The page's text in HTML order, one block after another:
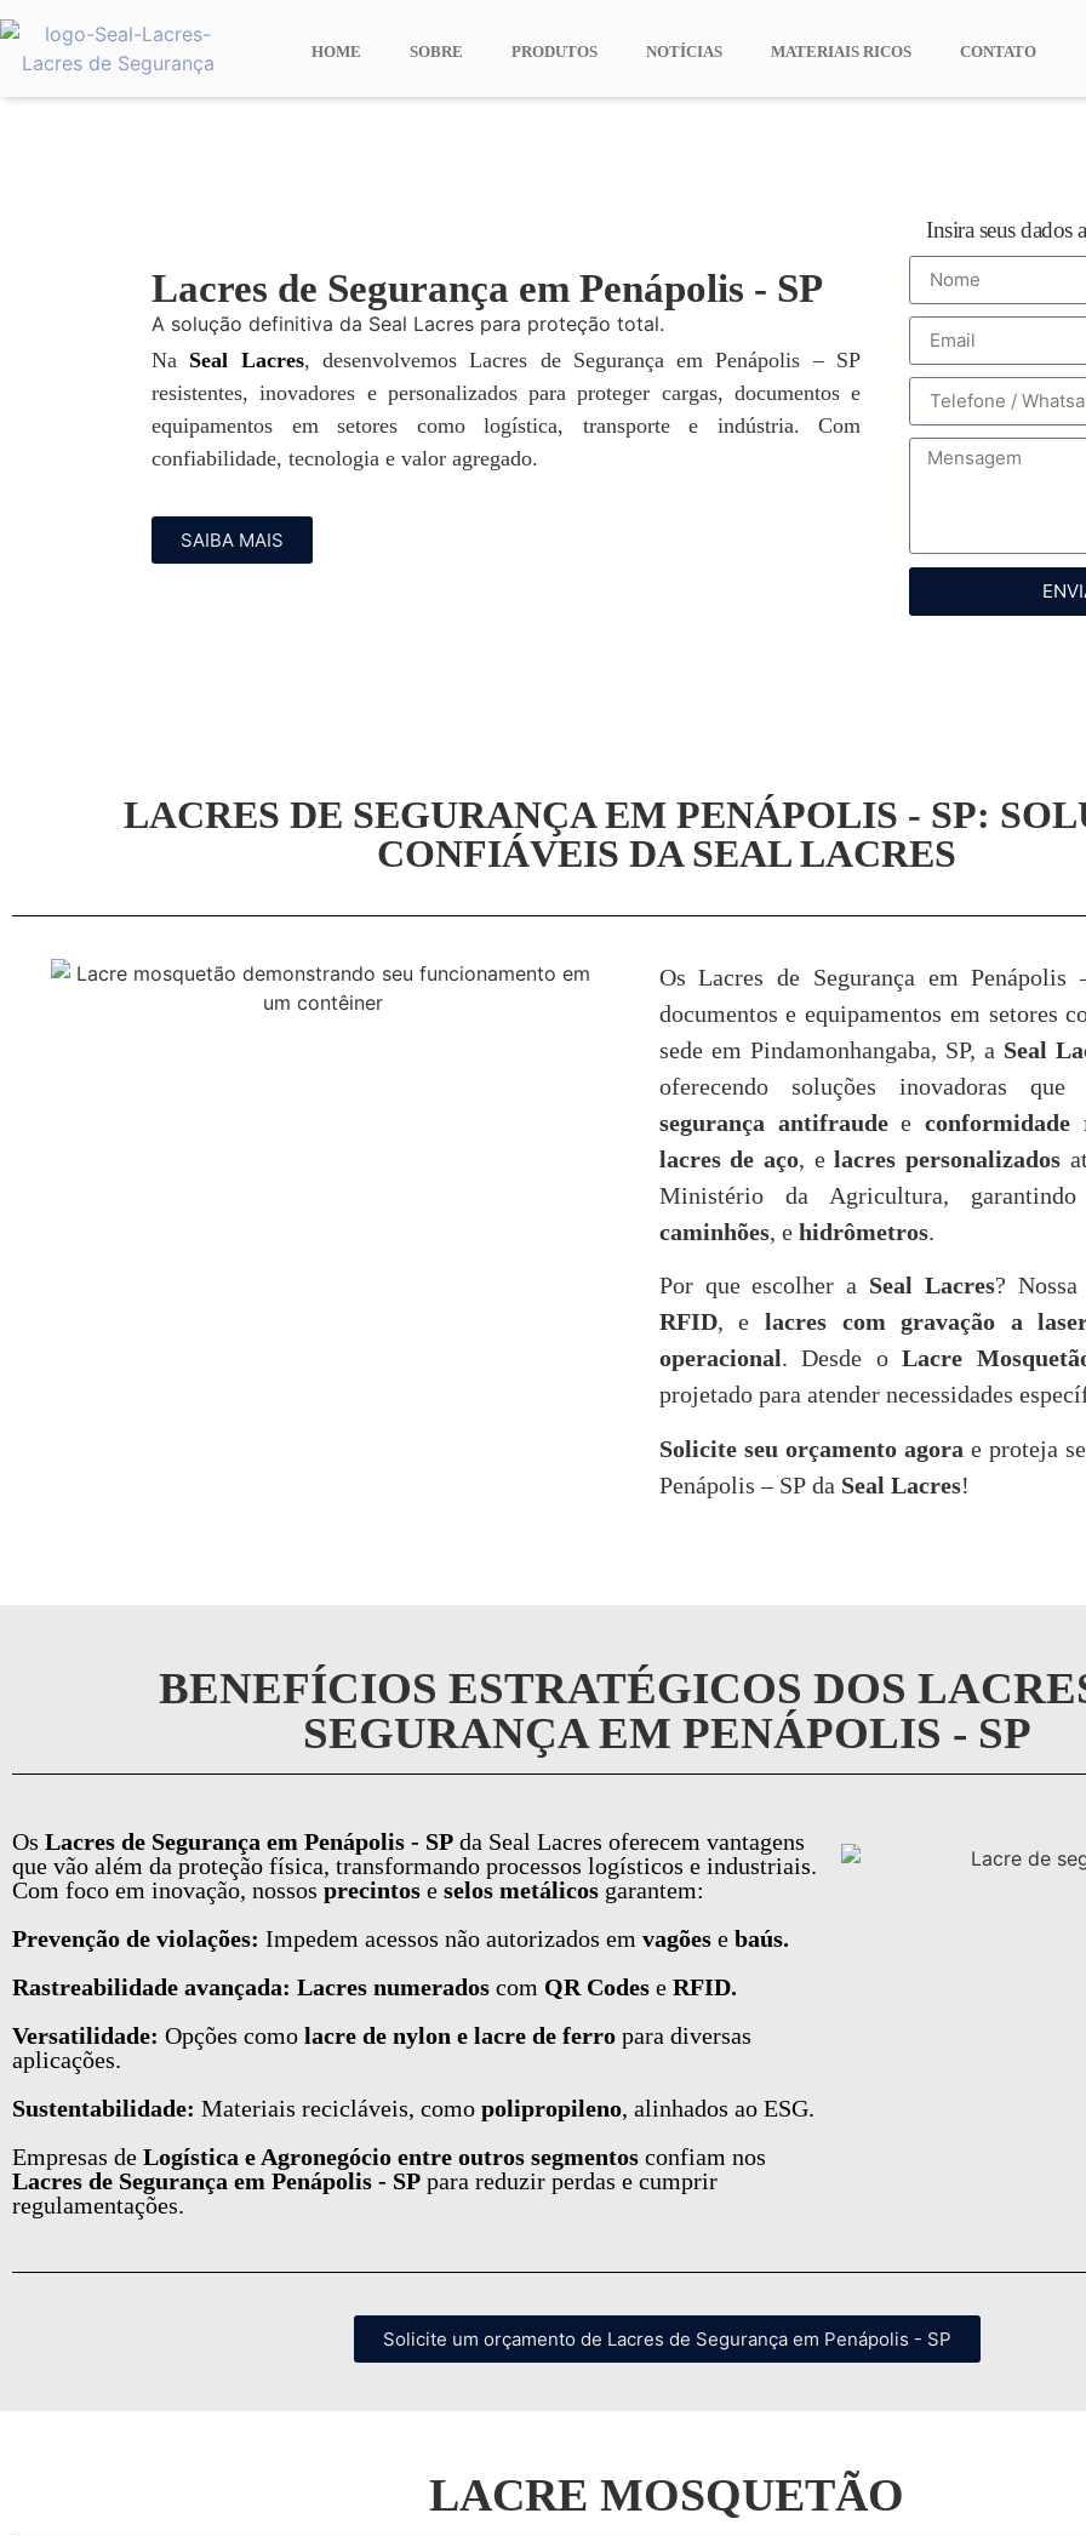
HOME SOBRE PRODUTOS NOTÍCIAS MATERIAIS RICOS CONTATO
Lacres de Segurança em Penápolis - SP
A solução definitiva da Seal Lacres para proteção total.
Na Seal Lacres, desenvolvemos Lacres de Segurança em Penápolis – SP
resistentes, inovadores e personalizados para proteger cargas, documentos e
equipamentos em setores como logística, transporte e indústria. Com
confiabilidade, tecnologia e valor agregado.
SAIBA MAIS
Insira seus dados
LACRES DE SEGURANÇA EM PENÁPOLIS - SP:
CONFIÁVEIS DA SEAL LACRES
Os Lacres de Segurança em
documentos e equipamentos em setores
sede em Pindamonhangaba, SP, a Seal
oferecendo soluções inovadoras
segurança antifraudeeconformidade
lacres de aço, elacres personalizados
Ministério da Agricultura,
caminhões, e hidrômetros.
Por que escolher a Seal Lacres?
RFID, e lacres com gravação a
operacional. Desde oLacre
projetado para atender necessidades
Solicite seu orçamento agora e proteja
Penápolis – SP da Seal Lacres!
BENEFÍCIOS ESTRATÉGICOS DOS
SEGURANÇA EM PENÁPOLIS - SP
Os Lacres de Segurança em Penápolis - SP da Seal Lacres oferecem vantagens
que vão além da proteção física, transformando processos logísticos e industriais.
Com foco em inovação, nossos precintos e selos metálicos garantem:
Prevenção de violações: Impedem acessos não autorizados em vagões e baús.
Rastreabilidade avançada: Lacres numerados com QR Codes e RFID.
Versatilidade: Opções como lacre de nylon e lacre de ferro para diversas
aplicações.
Sustentabilidade: Materiais recicláveis, como polipropileno, alinhados ao ESG.
Empresas de Logística e Agronegócio entre outros segmentos confiam nos
Lacres de Segurança em Penápolis - SP para reduzir perdas e cumprir
regulamentações.
Solicite um orçamento de Lacres de Segurança em Penápolis - SP
LACRE MOSQUETÃO